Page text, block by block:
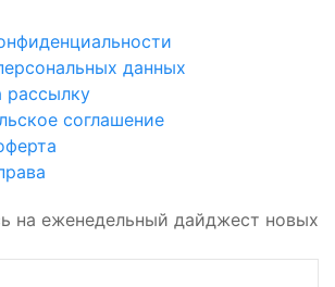
данных
рассылку
соглашение
на еженедельный дайджест новых